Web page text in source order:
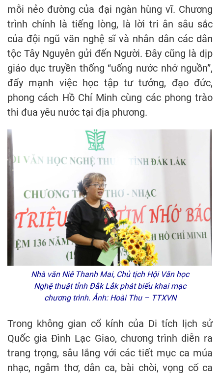
mỗi nẻo đường của đại ngàn hùng vĩ. Chương
trình chính là tiếng lòng, là lời tri ân sâu sắc
của đội ngũ văn nghệ sĩ và nhân dân các dân
tộc Tây Nguyên gửi đến Người. Đây cũng là dịp
giáo dục truyền thống “uống nước nhớ nguồn”,
đẩy mạnh việc học tập tư tưởng, đạo đức,
phong cách Hồ Chí Minh cùng các phong trào
thi đua yêu nước tại địa phương.
Nhà văn Niê Thanh Mai, Chủ tịch Hội Văn học
Nghệ thuật tỉnh Đắk Lắk phát biểu khai mạc
chương trình. Ảnh: Hoài Thu – TTXVN
Trong không gian cổ kính của Di tích lịch sử
Quốc gia Đình Lạc Giao, chương trình diễn ra
trang trọng, sâu lắng với các tiết mục ca múa
nhạc, ngâm thơ, dân ca, bài chòi, vọng cổ ca